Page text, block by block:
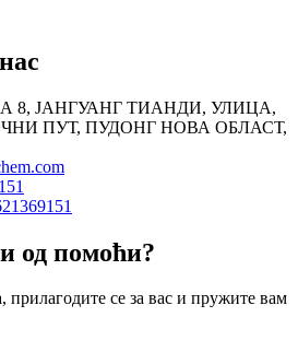
8, ЈАНГУАНГ ТИАНДИ, УЛИЦА,
ПУТ, ПУДОНГ НОВА ОБЛАСТ,
од помоћи?
се за вас и пружите вам